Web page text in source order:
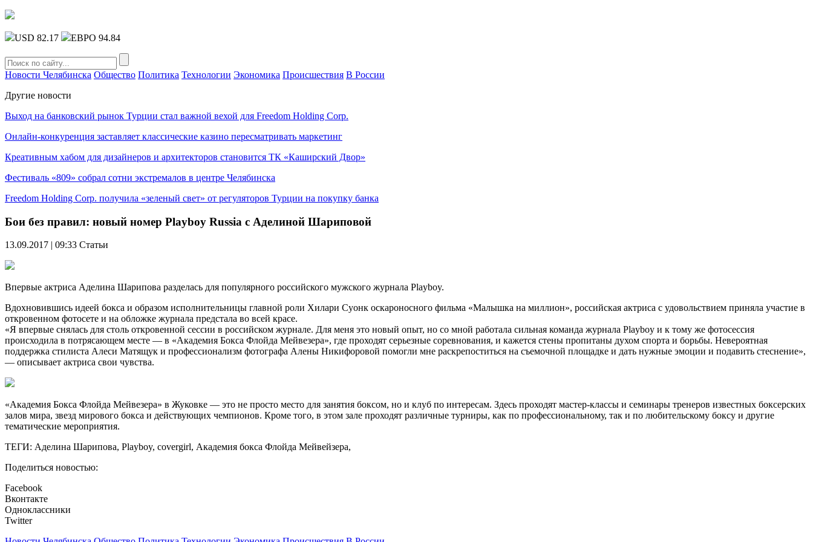
USD 82.17 ЕВРО 94.84
Новости Челябинска Общество Политика Технологии Экономика Происшествия В России
Другие новости
Выход на банковский рынок Турции стал важной вехой для Freedom Holding Corp.
Онлайн-конкуренция заставляет классические казино пересматривать маркетинг
Креативным хабом для дизайнеров и архитекторов становится ТК «Каширский Двор»
Фестиваль «809» собрал сотни экстремалов в центре Челябинска
Freedom Holding Corp. получила «зеленый свет» от регуляторов Турции на покупку банка
Бои без правил: новый номер Playboy Russia с Аделиной Шариповой
13.09.2017 | 09:33 Статьи
Впервые актриса Аделина Шарипова разделась для популярного российского мужского журнала Playboy.
Вдохновившись идеей бокса и образом исполнительницы главной роли Хилари Суонк оскароносного фильма «Малышка на миллион», российская актриса с удовольствием приняла участие в
откровенном фотосете и на обложке журнала предстала во всей красе.
«Я впервые снялась для столь откровенной сессии в российском журнале. Для меня это новый опыт, но со мной работала сильная команда журнала Playboy и к тому же фотосессия
происходила в потрясающем месте — в «Академия Бокса Флойда Мейвезера», где проходят серьезные соревнования, и кажется стены пропитаны духом спорта и борьбы. Невероятная
поддержка стилиста Алеси Матящук и профессионализм фотографа Алены Никифоровой помогли мне раскрепоститься на съемочной площадке и дать нужные эмоции и подавить стеснение»,
— описывает актриса свои чувства.
«Академия Бокса Флойда Мейвезера» в Жуковке — это не просто место для занятия боксом, но и клуб по интересам. Здесь проходят мастер-классы и семинары тренеров известных боксерских
залов мира, звезд мирового бокса и действующих чемпионов. Кроме того, в этом зале проходят различные турниры, как по профессиональному, так и по любительскому боксу и другие
тематические мероприятия.
ТЕГИ: Аделина Шарипова, Playboy, covergirl, Академия бокса Флойда Мейвейзера,
Поделиться новостью:
Facebook
Вконтакте
Одноклассники
Twitter